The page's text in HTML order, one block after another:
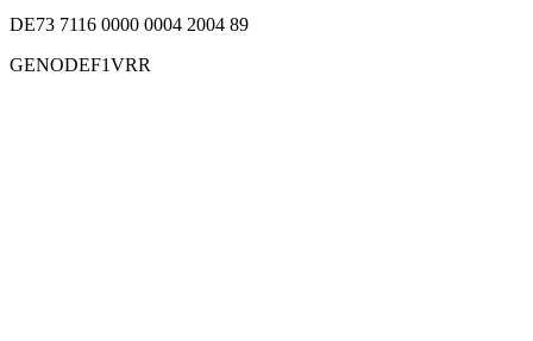
DE73 7116 0000 0004 2004 89
GENODEF1VRR